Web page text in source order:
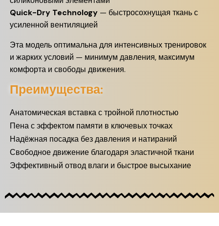
Quick-Dry Technology — быстросохнущая ткань с
усиленной вентиляцией
Эта модель оптимальна для интенсивных тренировок
и жарких условий — минимум давления, максимум
комфорта и свободы движения.
Преимущества:
Анатомическая вставка с тройной плотностью
Пена с эффектом памяти в ключевых точках
Надёжная посадка без давления и натираний
Свободное движение благодаря эластичной ткани
Эффективный отвод влаги и быстрое высыхание